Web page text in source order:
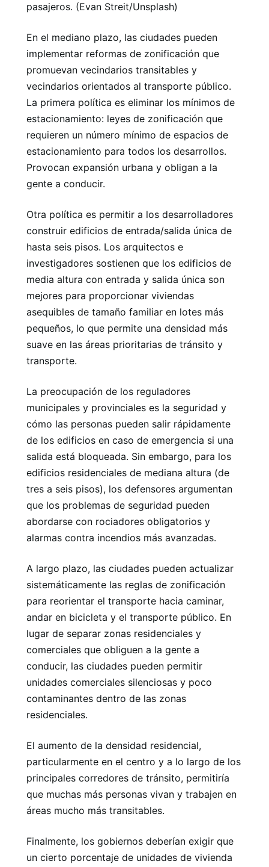
pasajeros. (Evan Streit/Unsplash)
En el mediano plazo, las ciudades pueden
implementar reformas de zonificación que
promuevan vecindarios transitables y
vecindarios orientados al transporte público.
La primera política es eliminar los mínimos de
estacionamiento: leyes de zonificación que
requieren un número mínimo de espacios de
estacionamiento para todos los desarrollos.
Provocan expansión urbana y obligan a la
gente a conducir.
Otra política es permitir a los desarrolladores
construir edificios de entrada/salida única de
hasta seis pisos. Los arquitectos e
investigadores sostienen que los edificios de
media altura con entrada y salida única son
mejores para proporcionar viviendas
asequibles de tamaño familiar en lotes más
pequeños, lo que permite una densidad más
suave en las áreas prioritarias de tránsito y
transporte.
La preocupación de los reguladores
municipales y provinciales es la seguridad y
cómo las personas pueden salir rápidamente
de los edificios en caso de emergencia si una
salida está bloqueada. Sin embargo, para los
edificios residenciales de mediana altura (de
tres a seis pisos), los defensores argumentan
que los problemas de seguridad pueden
abordarse con rociadores obligatorios y
alarmas contra incendios más avanzadas.
A largo plazo, las ciudades pueden actualizar
sistemáticamente las reglas de zonificación
para reorientar el transporte hacia caminar,
andar en bicicleta y el transporte público. En
lugar de separar zonas residenciales y
comerciales que obliguen a la gente a
conducir, las ciudades pueden permitir
unidades comerciales silenciosas y poco
contaminantes dentro de las zonas
residenciales.
El aumento de la densidad residencial,
particularmente en el centro y a lo largo de los
principales corredores de tránsito, permitiría
que muchas más personas vivan y trabajen en
áreas mucho más transitables.
Finalmente, los gobiernos deberían exigir que
un cierto porcentaje de unidades de vivienda